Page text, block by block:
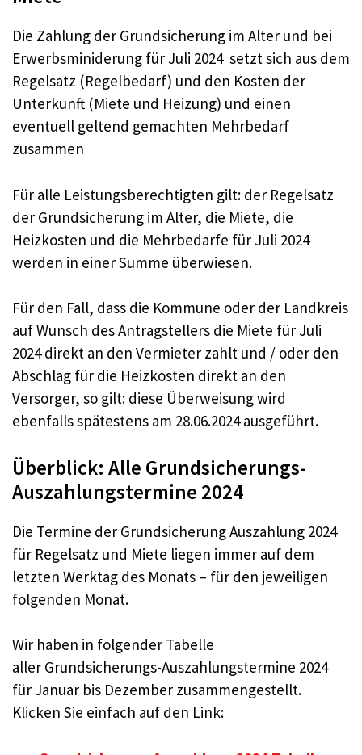
Die Zahlung der Grundsicherung im Alter und bei
Erwerbsminiderung für Juli 2024 setzt sich aus dem
Regelsatz (Regelbedarf) und den Kosten der
Unterkunft (Miete und Heizung) und einen
eventuell geltend gemachten Mehrbedarf
zusammen
Für alle Leistungsberechtigten gilt: der Regelsatz
der Grundsicherung im Alter, die Miete, die
Heizkosten und die Mehrbedarfe für Juli 2024
werden in einer Summe überwiesen.
Für den Fall, dass die Kommune oder der Landkreis
auf Wunsch des Antragstellers die Miete für Juli
2024 direkt an den Vermieter zahlt und / oder den
Abschlag für die Heizkosten direkt an den
Versorger, so gilt: diese Überweisung wird
ebenfalls spätestens am 28.06.2024 ausgeführt.
Überblick: Alle Grundsicherungs-
Auszahlungstermine 2024
Die Termine der Grundsicherung Auszahlung 2024
für Regelsatz und Miete liegen immer auf dem
letzten Werktag des Monats – für den jeweiligen
folgenden Monat.
Wir haben in folgender Tabelle
aller Grundsicherungs-Auszahlungstermine 2024
für Januar bis Dezember zusammengestellt.
Klicken Sie einfach auf den Link: